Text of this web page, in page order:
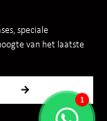
speciale
van het laatste